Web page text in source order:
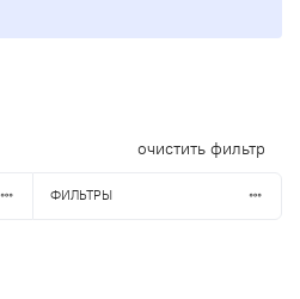
очистить фильтр
ФИЛЬТРЫ